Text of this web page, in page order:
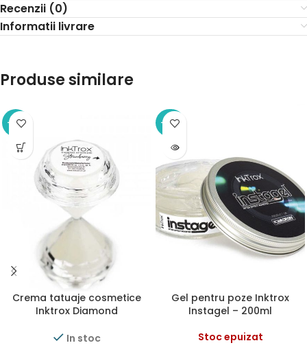
Recenzii (0)
Informatii livrare
Produse similare
-12%
Crema tatuaje cosmetice
Inktrox Diamond
In stoc
-50%
Gel pentru poze Inktrox
Instagel – 200ml
Stoc epuizat